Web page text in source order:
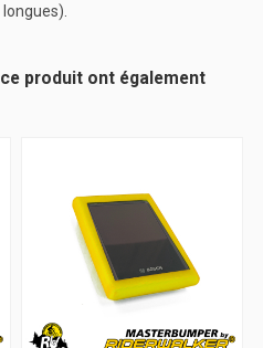
produit ont également